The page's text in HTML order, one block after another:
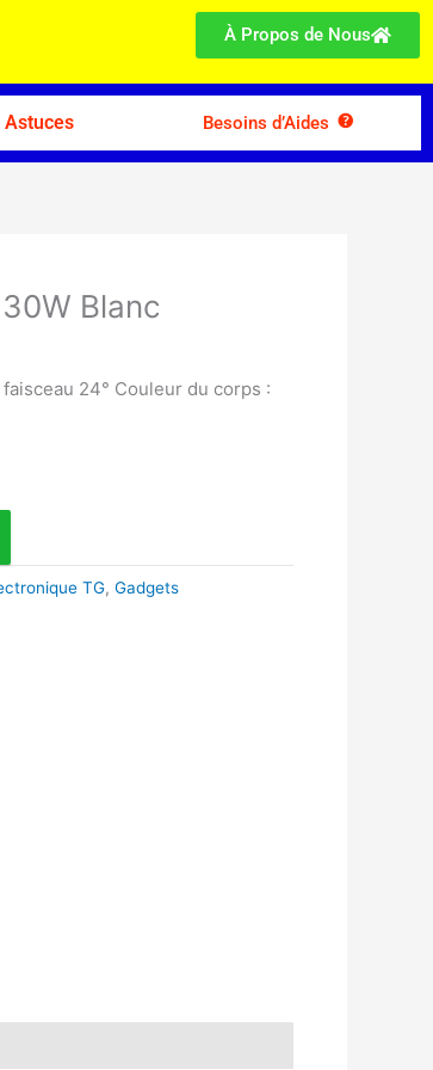
À Propos de Nous
Astuces Besoins d’Aides
Blanc
24° Couleur du corps :
TG,Gadgets